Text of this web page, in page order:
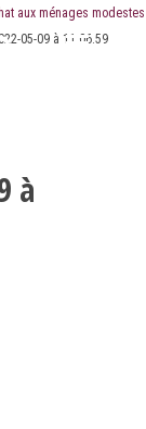
aux ménages modestes
05-09 à 11.06.59
à